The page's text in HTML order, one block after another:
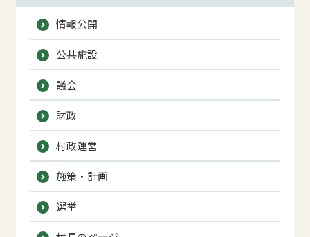
情報公開
公共施設
議会
財政
村政運営
施策・計画
選挙